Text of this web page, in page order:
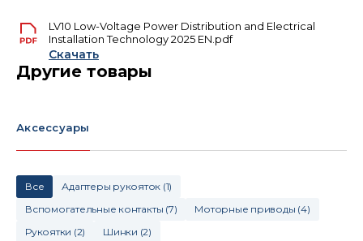
LV10 Low-Voltage Power Distribution and Electrical
Installation Technology 2025 EN.pdf
Скачать
Другие товары
Аксессуары
Все Адаптеры рукояток (1)
Вспомогательные контакты (7) Моторные приводы (4)
Рукоятки (2) Шинки (2)